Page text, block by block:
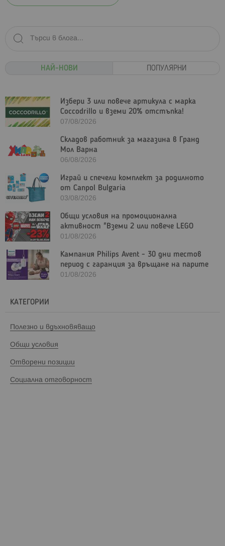
НАЙ-НОВИ
Избери 3 или повече артикула с марка
Coccodrillo и вземи 20% отстъпка!
07/08/2026
Складов работник за магазина в Гранд
Мол Варна
06/08/2026
Играй и спечели комплект за родилното
от Canpol Bulgaria
03/08/2026
Общи условия на промоционална
активност "Вземи 2 или повече LEGO
Marvel и/или LEGO Star Wars с - 23%"
01/08/2026
Кампания Philips Avent - 30 дни тестов
период с гаранция за връщане на парите
01/08/2026
ПОПУЛЯРНИ
КАТЕГОРИИ
Полезно и вдъхновяващо
Общи условия
Отворени позиции
Социална отговорност